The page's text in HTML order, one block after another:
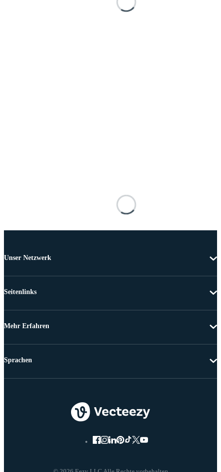
Unser Netzwerk
Seitenlinks
Mehr Erfahren
Sprachen